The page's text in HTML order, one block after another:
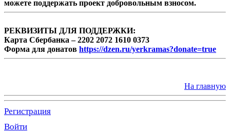
можете поддержать проект добровольным взносом.
РЕКВИЗИТЫ ДЛЯ ПОДДЕРЖКИ:
Карта Сбербанка – 2202 2072 1610 0373
Форма для донатов https://dzen.ru/yerkramas?donate=true
На главную
Регистрация
Войти